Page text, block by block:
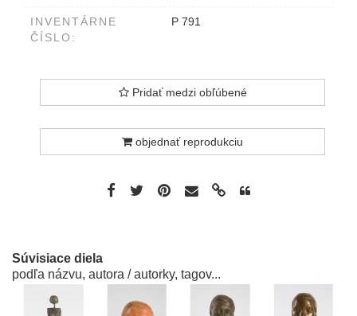
INVENTÁRNE
ČÍSLO:
P 791
Pridať medzi obľúbené
objednať reprodukciu
Súvisiace diela
podľa názvu, autora / autorky, tagov...